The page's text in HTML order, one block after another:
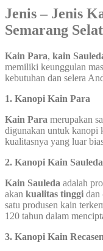
Jenis – Jenis
Semarang
Kain Para, kain
memiliki keunggulan
kebutuhan dan selera
1. Kanopi Kain Para
Kain Para merupakan
digunakan untuk kanopi
kualitasnya yang luar
2. Kanopi Kain Sauleda
Kain Sauleda adalah
akan kualitas tinggi dan
satu produsen kain
120 tahun dalam
3. Kanopi Kain